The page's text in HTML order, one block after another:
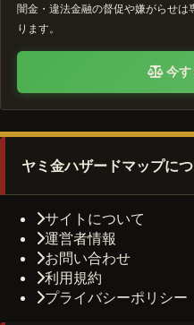
闇金・違法金融の督促や嫌がらせ
ります。
今す
ヤミ金ハザードマップに
サイトについて
運営者情報
お問い合わせ
利用規約
プライバシーポリシー